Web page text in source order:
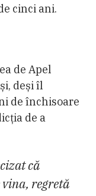
cinci ani.
de Apel
deși îl
de închisoare
de a
că
regretă